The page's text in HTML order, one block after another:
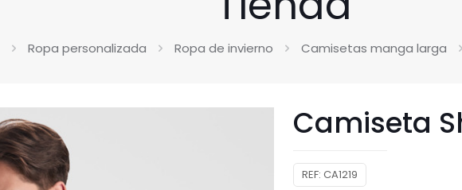
Ropa personalizada Ropa de invierno Camisetas manga larga
Camiseta
REF: CA1219